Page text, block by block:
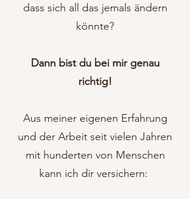
dass sich all das jemals ändern
könnte?
Dann bist du bei mir genau
richtig!
Aus meiner eigenen Erfahrung
und der Arbeit seit vielen Jahren
mit hunderten von Menschen
kann ich dir versichern: